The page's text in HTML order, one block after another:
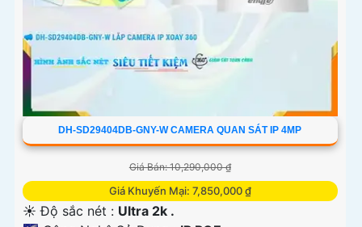
DH-SD29404DB-GNY-W CAMERA QUAN SÁT IP 4MP
Giá Bán: 10,290,000 ₫
Giá Khuyến Mại: 7,850,000 ₫
☀️ Độ sắc nét : Ultra 2k .